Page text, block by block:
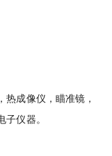
成像仪，瞄准镜，
仪器。